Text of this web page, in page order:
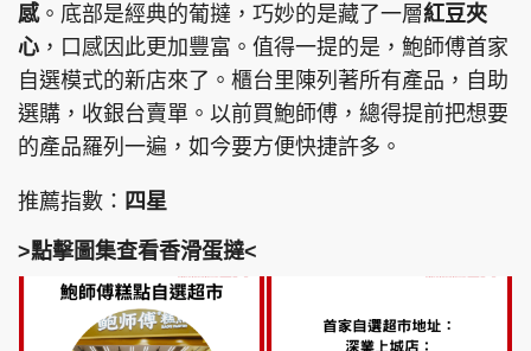
感。底部是經典的葡撻，巧妙的是藏了一層紅豆夾
心 ，口感因此更加豐富。值得一提的是，鮑師傅首家
自選模式的新店來了。櫃台里陳列著所有產品，自助
選購，收銀台賣單。以前買鮑師傅，總得提前把想要
的產品羅列一遍，如今要方便快捷許多。
推薦指數： 四星
>點擊圖集查看香滑蛋撻<